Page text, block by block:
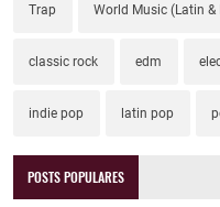
Trap World Music (Latin
classic rock edm
indie pop latin pop
POSTS POPULARES